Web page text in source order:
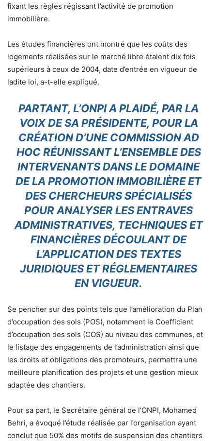
fixant les règles régissant l’activité de promotion
immobilière.
Les études financières ont montré que les coûts des
logements réalisées sur le marché libre étaient dix fois
supérieurs à ceux de 2004, date d’entrée en vigueur de
ladite loi, a-t-elle expliqué.
PARTANT, L’ONPI A PLAIDÉ, PAR LA
VOIX DE SA PRÉSIDENTE, POUR LA
CRÉATION D’UNE COMMISSION AD
HOC RÉUNISSANT L’ENSEMBLE DES
INTERVENANTS DANS LE DOMAINE
DE LA PROMOTION IMMOBILIÈRE ET
DES CHERCHEURS SPÉCIALISÉS
POUR ANALYSER LES ENTRAVES
ADMINISTRATIVES, TECHNIQUES ET
FINANCIÈRES DÉCOULANT DE
L’APPLICATION DES TEXTES
JURIDIQUES ET RÉGLEMENTAIRES
EN VIGUEUR.
Se pencher sur des points tels que l’amélioration du Plan
d’occupation des sols (POS), notamment le Coefficient
d’occupation des sols (COS) au niveau des communes, et
le listage des engagements de l’administration ainsi que
les droits et obligations des promoteurs, permettra une
meilleure planification des projets et une gestion mieux
adaptée des chantiers.
Pour sa part, le Secrétaire général de l’ONPI, Mohamed
Behri, a évoqué l’étude réalisée par l’organisation ayant
conclut que 50% des motifs de suspension des chantiers